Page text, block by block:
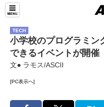
TECH
小学校のプログラミン
できるイベントが開催
文● ラモス/ASCII
[PC表示へ]